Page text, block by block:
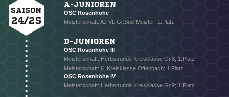
SAISON
24/25
A-JUNIOREN
OSC Rosenhöhe
Meisterschaft: AJ VL Gr.Süd-Meister; 1.Platz
D-JUNIOREN
OSC Rosenhöhe III
Meisterschaft: Herbstrunde Kreisklasse Gr.8; 1.Platz
Meisterschaft: 6. Kreisklasse Offenbach; 1.Platz
OSC Rosenhöhe IV
Meisterschaft: Herbstrunde Kreisklasse Gr.9; 1.Platz